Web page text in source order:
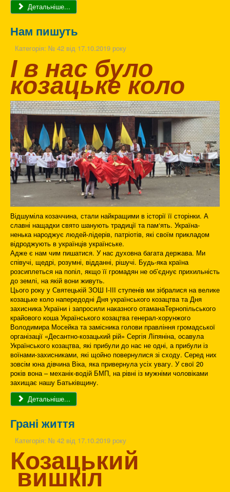
Детальніше...
Нам пишуть
Категорія: № 42 від 17.10.2019 року
І в нас було
козацьке коло
Відшуміла козаччина, стали найкращими в історії її сторінки. А
славні нащадки свято шанують традиції та пам‘ять. Україна-
ненька народжує людей-лідерів, патріотів, які своїм прикладом
відроджують в українців українське.
Адже є нам чим пишатися. У нас духовна багата держава. Ми
співучі, щедрі, розумні, відданні, рішучі. Будь-яка країна
розсиплеться на попіл, якщо її громадян не об’єднує прихильність
до землі, на якій вони живуть.
Цього року у Святецькій ЗОШ І-ІІІ ступенів ми зібралися на велике
козацьке коло напередодні Дня українського козацтва та Дня
захисника України і запросили наказного отаманаТернопільського
крайового коша Українського козацтва генерал-хорунжого
Володимира Мосейка та замісника голови правління громадської
організації «Десантно-козацький рій» Сергія Ліпяніна, осавула
Українського козацтва, які прибули до нас не одні, а прибули із
воїнами-захисниками, які щойно повернулися зі сходу. Серед них
зовсім юна дівчина Віка, яка привернула усіх увагу. У свої 20
років вона – механік-водій БМП, на рівні із мужніми чоловіками
захищає нашу Батьківщину.
Детальніше...
Грані життя
Категорія: № 42 від 17.10.2019 року
Козацький
вишкіл